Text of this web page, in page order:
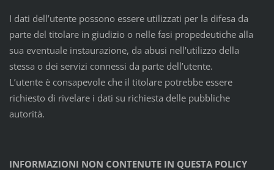
I dati dell’utente possono essere utilizzati per la difesa da
parte del titolare in giudizio o nelle fasi propedeutiche alla
sua eventuale instaurazione, da abusi nell'utilizzo della
stessa o dei servizi connessi da parte dell’utente.
L’utente è consapevole che il titolare potrebbe essere
richiesto di rivelare i dati su richiesta delle pubbliche
autorità.
INFORMAZIONI NON CONTENUTE IN QUESTA POLICY